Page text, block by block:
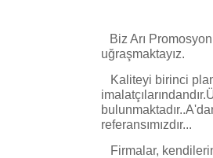
Biz Arı
uğraşmaktayız.
Kaliteyi birinci
referansımızdır...
Firmalar,